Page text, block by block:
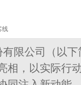
线
限公司（以下
相，以实际行